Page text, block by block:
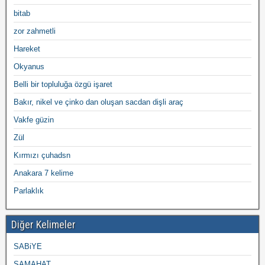
bitab
zor zahmetli
Hareket
Okyanus
Belli bir topluluğa özgü işaret
Bakır, nikel ve çinko dan oluşan sacdan dişli araç
Vakfe güzin
Zül
Kırmızı çuhadsn
Anakara 7 kelime
Parlaklık
Diğer Kelimeler
SABiYE